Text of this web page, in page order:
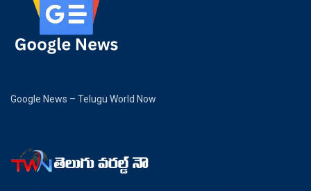
Google News – Telugu World Now